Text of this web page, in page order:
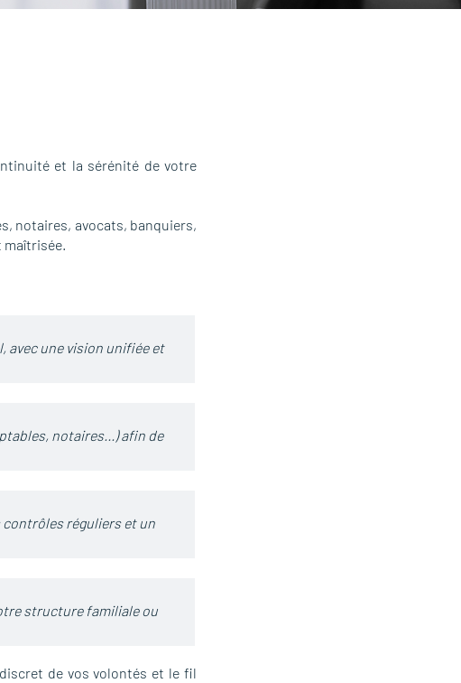
et la sérénité de votre
notaires, avocats, banquiers,
maîtrisée.
une vision unifiée et
notaires…) afin de
réguliers et un
structure familiale ou
de vos volontés et le fil